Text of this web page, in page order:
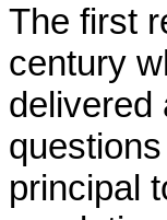
The first
century
delivered
principal